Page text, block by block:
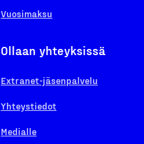
Vuosimaksu
Ollaan yhteyksissä
Extranet-jäsenpalvelu
Yhteystiedot
Medialle